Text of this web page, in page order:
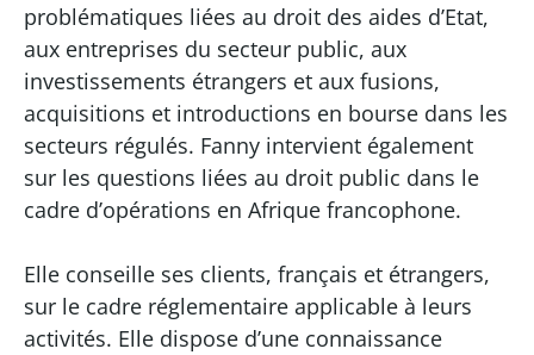
problématiques liées au droit des aides d’Etat,
aux entreprises du secteur public, aux
investissements étrangers et aux fusions,
acquisitions et introductions en bourse dans les
secteurs régulés. Fanny intervient également
sur les questions liées au droit public dans le
cadre d’opérations en Afrique francophone.
Elle conseille ses clients, français et étrangers,
sur le cadre réglementaire applicable à leurs
activités. Elle dispose d’une connaissance